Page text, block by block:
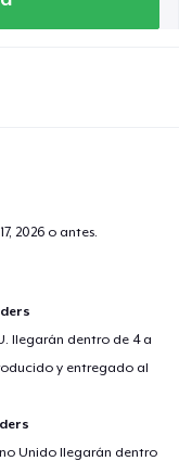
2026 o antes.
llegarán dentro de 4 a
y entregado al
Unido llegarán dentro